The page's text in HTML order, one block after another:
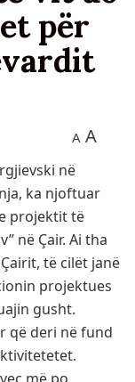
për
A A
në
ka njoftuar
projektit të
në Çair. Ai tha
të cilët janë
projektues
gusht.
që deri në fund